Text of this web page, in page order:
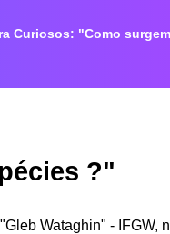
Curiosos: "Como
?"
Wataghin" - IFGW,